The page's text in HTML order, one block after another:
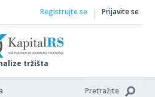
tržišta
Registrujte se Prijavite se
Pretražite